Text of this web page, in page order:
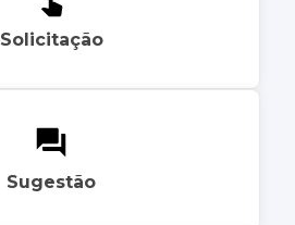
Solicitação
Sugestão